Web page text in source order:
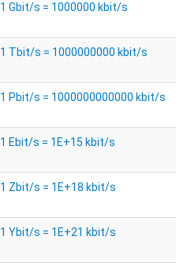
1 Gbit/s = 1000000 kbit/s
1 Tbit/s = 1000000000 kbit/s
1 Pbit/s = 1000000000000 kbit/s
1 Ebit/s = 1E+15 kbit/s
1 Zbit/s = 1E+18 kbit/s
1 Ybit/s = 1E+21 kbit/s